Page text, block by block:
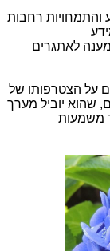
והתמחויות רחבות
לאתגרים
על הצטרפותו של
שהוא יוביל מערך
משמעות